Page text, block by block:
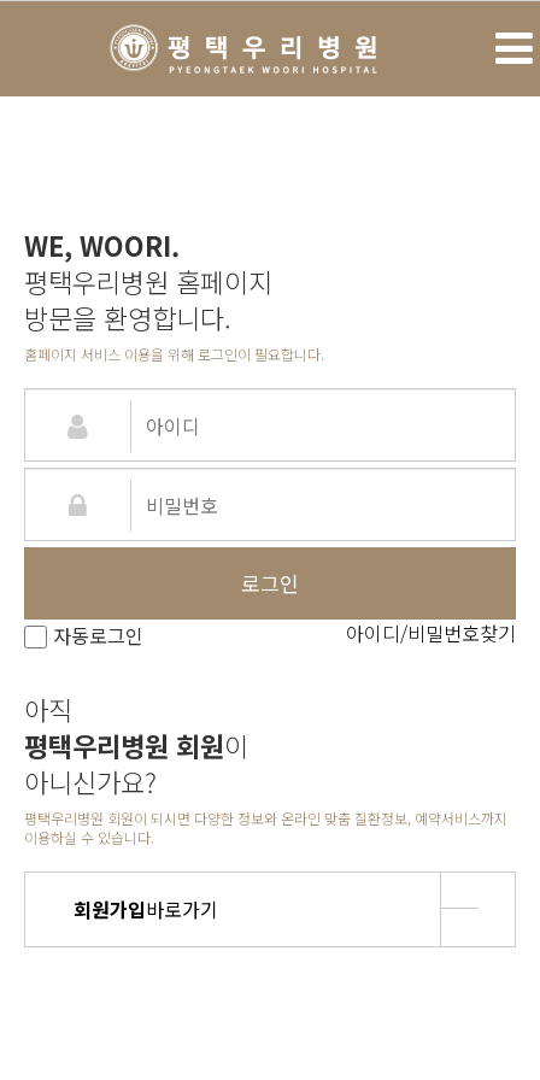
WE, WOORI.
평택우리병원 홈페이지
방문을 환영합니다.
홈페이지 서비스 이용을 위해 로그인이 필요합니다.
로그인
자동로그인 아이디/비밀번호찾기
아직
평택우리병원 회원이
아니신가요?
평택우리병원 회원이 되시면 다양한 정보와 온라인 맞춤 질환정보, 예약서비스까지
이용하실 수 있습니다.
회원가입바로가기